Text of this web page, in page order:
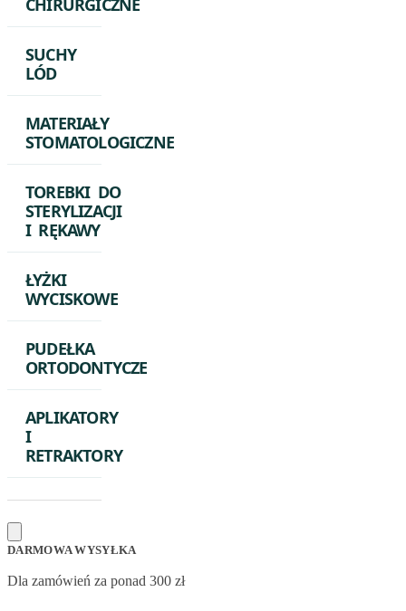
CHIRURGICZNE
SUCHY
LÓD
MATERIAŁY
STOMATOLOGICZNE
TOREBKI DO
STERYLIZACJI
I RĘKAWY
ŁYŻKI
WYCISKOWE
PUDEŁKA
ORTODONTYCZE
APLIKATORY
I
RETRAKTORY
DARMOWA WYSYŁKA
Dla zamówień za ponad 300 zł